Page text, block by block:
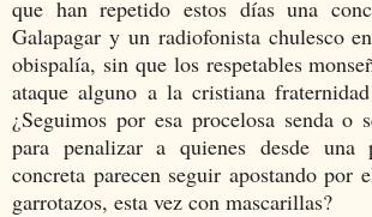
que han repetido estos días una
Galapagar y un radiofonista chulesco
obispalía, sin que los respetables
ataque alguno a la cristiana
¿Seguimos por esa procelosa senda o
para penalizar a quienes desde una
concreta parecen seguir apostando por
garrotazos, esta vez con mascarillas?